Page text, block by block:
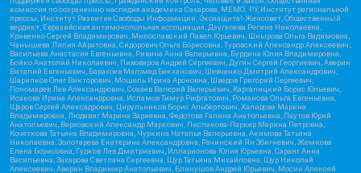
комиссия по сохранению наследия академика Сахарова, МЕМО. РУ, Институт региональной
прессы, Институт Развития Свободы Информации, Экозащита!-Женсовет, Общественный
вердикт, Евразийская антимонопольная ассоциация, Дзугкоева Регина Николаевна,
Кривенко Сергей Владимирович, Милославский Павел Юрьевич, Шнырова Ольга Вадимовна,
Чанышева Лилия Айратовна, Сидорович Ольга Борисовна, Туровский Александр Алексеевич,
Васильева Анастасия Евгеньевна, Ривина Анна Валерьевна, Бурдина Юлия Владимировна,
Бойко Анатолий Николаевич, Пивоваров Андрей Сергеевич, Дугин Сергей Георгиевич, Аверин
Виталий Евгеньевич, Барахоев Магомед Бекханович, Шевченко Дмитрий Александрович,
Шарипков Олег Викторович, Мошель Ирина Ароновна, Шведов Григорий Сергеевич,
Пономарев Лев Александрович, Созаев Валерий Валерьевич, Каргалицкий Борис Юльевич,
Исакова Ирина Александровна, Исламов Тимур Рифгатович, Романова Ольга Евгеньевна,
Щаров Сергей Алексадрович, Цирульников Борис Альбертович, Халидова Марина
Владимировна, Людевиг Марина Зариевна, Федотова Галина Анатольевна, Паутов Юрий
Анатольевич, Верховский Александр Маркович, Пислакова-Паркер Марина Петровна,
Кочеткова Татьяна Владимировна, Чуркина Наталья Валерьевна, Акимова Татьяна
Николаевна, Золотарева Екатерина Александровна, Рачинский Ян Збигневич, Жемкова
Елена Борисовна, Гудков Лев Дмитриевич, Илларионова Юлия Юрьевна, Саранг Анна
Васильевна, Захарова Светлана Сергеевна, Щур Татьяна Михайловна, Щур Николай
Алексеевич, Аверин Владимир Анатольевич, Блинушов Андрей Юрьевич, Мосин Алексей